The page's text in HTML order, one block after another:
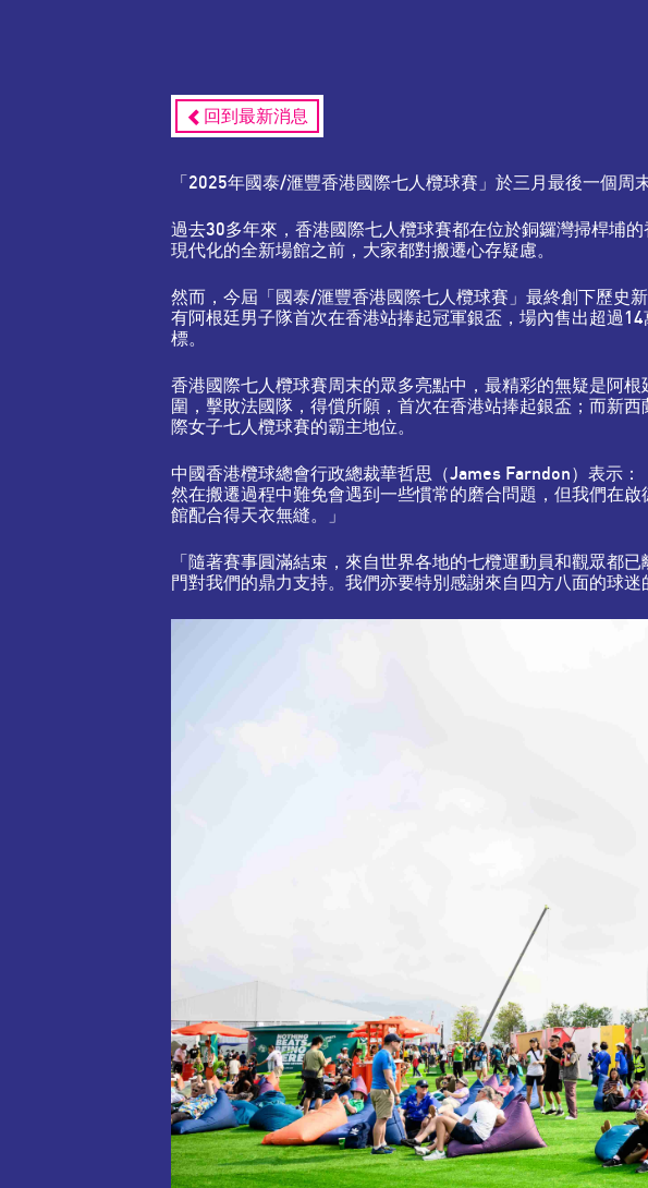
回到最新消息
「2025年國泰/滙豐香港國際七人欖球賽」於三月最後一個
過去30多年來，香港國際七人欖球賽都在位於銅鑼灣掃桿埔
現代化的全新場館之前，大家都對搬遷心存疑慮。
然而，今屆「國泰/滙豐香港國際七人欖球賽」最終創下歷史
有阿根廷男子隊首次在香港站捧起冠軍銀盃，場內售出超過
標。
香港國際七人欖球賽周末的眾多亮點中，最精彩的無疑是阿
圍，擊敗法國隊，得償所願，首次在香港站捧起銀盃；而新
際女子七人欖球賽的霸主地位。
中國香港欖球總會行政總裁華哲思（James Farndon）表示
然在搬遷過程中難免會遇到一些慣常的磨合問題，但我們在
館配合得天衣無縫。」
「隨著賽事圓滿結束，來自世界各地的七欖運動員和觀眾都
門對我們的鼎力支持。我們亦要特別感謝來自四方八面的球